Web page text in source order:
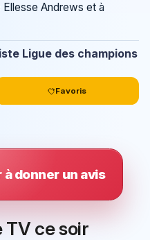
Andrews et à
Ligue des champions
Favoris
donner un avis
ce soir